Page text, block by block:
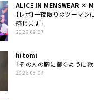
ALICE IN MENSWEAR ×
【レポ】一夜限りのツーマン
感じます」
2026.08.07
hitomi
「その人の胸に響くように歌
2026.08.07